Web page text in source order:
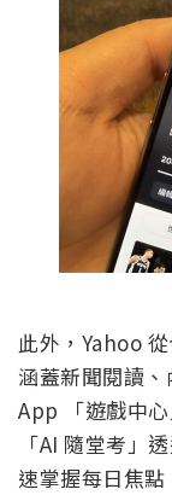
此外，Yahoo
涵蓋新聞閱讀
App 「遊戲中
「AI 隨堂考」
速掌握每日焦